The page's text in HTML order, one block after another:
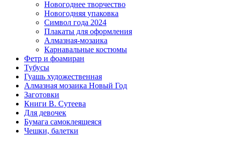
Новогоднее творчество
Новогодняя упаковка
Символ года 2024
Плакаты для оформления
Алмазная-мозаика
Карнавальные костюмы
Фетр и фоамиран
Тубусы
Гуашь художественная
Алмазная мозаика Новый Год
Заготовки
Книги В. Сутеева
Для девочек
Бумага самоклеящеяся
Чешки, балетки